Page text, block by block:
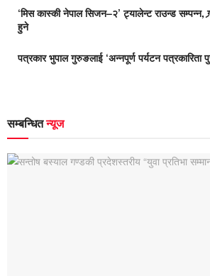
‘मिस कास्की नेपाल सिजन–२’ ट्यालेन्ट राउन्ड सम्पन्न,
हुने
पत्रकार भुपाल गुरुङलाई ‘अन्नपूर्ण पर्यटन पत्रकारिता
सम्बन्धितन्यूज